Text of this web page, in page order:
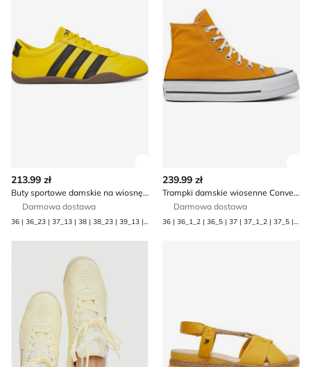
213.99 zł
Buty sportowe damskie na wiosnę adidas
Darmowa dostawa
36 | 36_23 | 37_13 | 38 | 38_23 | 39_13 | 40 | 40_23 | 41_13 | 42
239.99 zł
Trampki damskie wiosenne Converse
Darmowa dostawa
36 | 36_1_2 | 36_5 | 37 | 37_1_2 | 37_5 | 38 | 39 | 39_5